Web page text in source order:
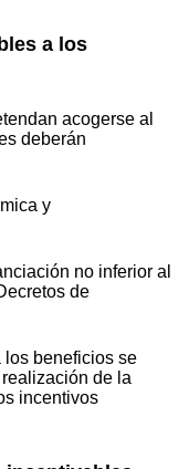
a los
acogerse al
deberán
y
no inferior al
de
los beneficios se
de la
incentivos